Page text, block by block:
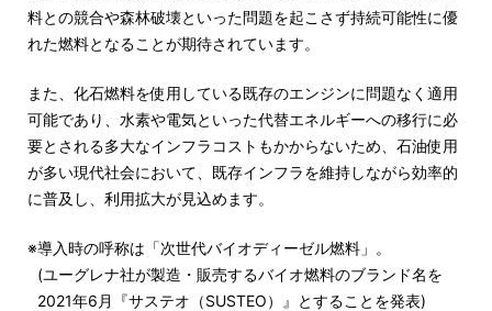
料との競合や森林破壊といった問題を起こさず持続可能性に優
れた燃料となることが期待されています。
また、化石燃料を使用している既存のエンジンに問題なく適用
可能であり、水素や電気といった代替エネルギーへの移行に必
要とされる多大なインフラコストもかからないため、石油使用
が多い現代社会において、既存インフラを維持しながら効率的
に普及し、利用拡大が見込めます。
導入時の呼称は「次世代バイオディーゼル燃料」。
(ユーグレナ社が製造・販売するバイオ燃料のブランド名を
2021年6月『サステオ（SUSTEO）』とすることを発表)